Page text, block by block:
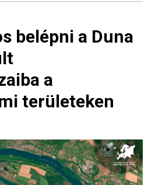
belépni a Duna
a
területeken